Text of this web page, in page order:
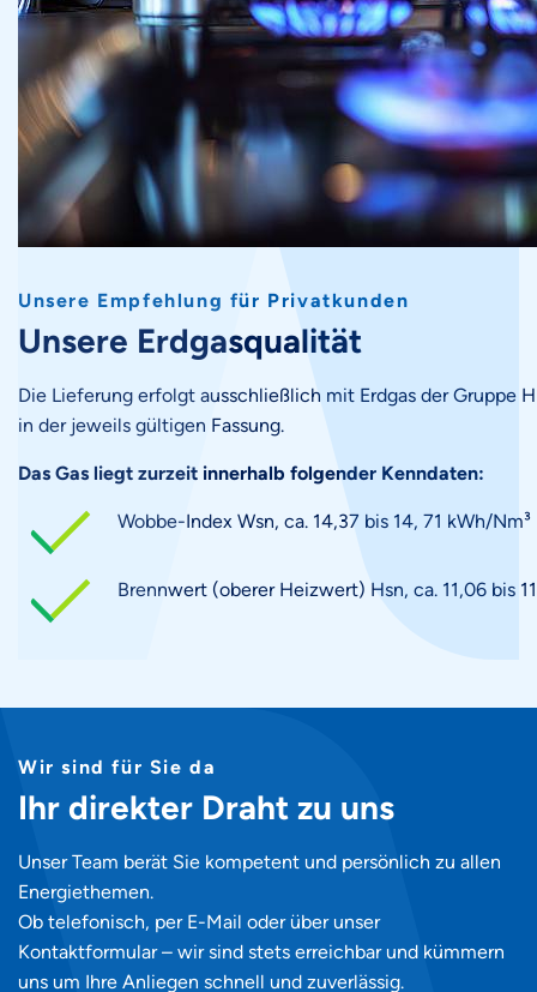
Unsere Erdgasqualität
Unsere Empfehlung für Privatk unden
Die Lieferung erfolgt ausschließlich mit Erdgas der Gruppe
in der jeweils gültigen Fassung.
Das Gas liegt zurzeit innerhalb folgender Kenndaten:
Wobbe-Index Wsn, ca. 14,37 bis 14, 71 kWh/Nm³
Brennwert (oberer Heizwert) Hsn, ca. 11,06 bis
Ihr direkter Draht zu uns
Wir sind für Sie da
Unser Team berät Sie kompetent und persönlich zu allen
Energiethemen.
Ob telefonisch, per E-Mail oder über unser
Kontaktformular – wir sind stets erreichbar und kümmern
uns um Ihre Anliegen schnell und zuverlässig.